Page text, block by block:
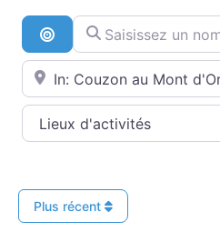
Recherche par distance
Saisissez un nom ...
Proche de...
Plus récent